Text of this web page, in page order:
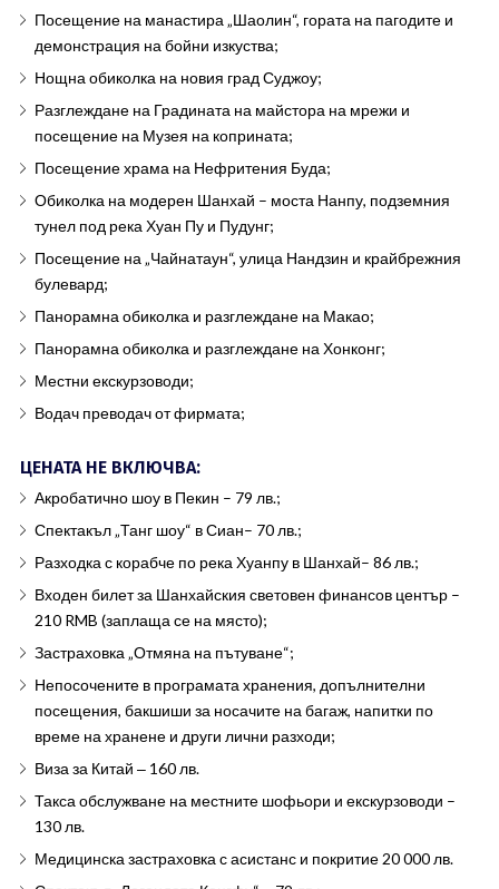
Посещение на манастира „Шаолин“, гората на пагодите и
демонстрация на бойни изкуства;
Нощна обиколка на новия град Суджоу;
Разглеждане на Градината на майстора на мрежи и
посещение на Музея на коприната;
Посещение храма на Нефритения Буда;
Обиколка на модерен Шанхай – моста Нанпу, подземния
тунел под река Хуан Пу и Пудунг;
Посещение на „Чайнатаун“, улица Нандзин и крайбрежния
булевард;
Панорамна обиколка и разглеждане на Макао;
Панорамна обиколка и разглеждане на Хонконг;
Местни екскурзоводи;
Водач преводач от фирмата;
ЦЕНАТА НЕ ВКЛЮЧВА:
Акробатично шоу в Пекин – 79 лв.;
Спектакъл „Танг шоу“ в Сиан– 70 лв.;
Разходка с корабче по река Хуанпу в Шанхай– 86 лв.;
Входен билет за Шанхайския световен финансов център –
210 RMB (заплаща се на място);
Застраховка „Отмяна на пътуване“;
Непосочените в програмата хранения, допълнителни
посещения, бакшиши за носачите на багаж, напитки по
време на хранене и други лични разходи;
Виза за Китай ‒ 160 лв.
Такса обслужване на местните шофьори и екскурзоводи –
130 лв.
Медицинска застраховка с асистанс и покритие 20 000 лв.